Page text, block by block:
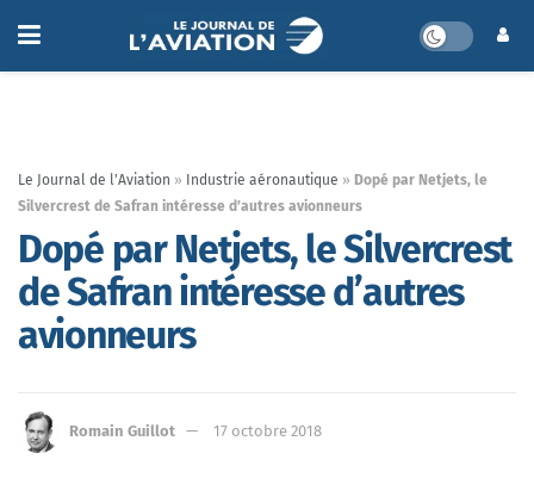
Le Journal de l'Aviation » Industrie aéronautique » Dopé par Netjets, le
Silvercrest de Safran intéresse d’autres avionneurs
Dopé par Netjets, le Silvercrest
de Safran intéresse d’autres
avionneurs
Romain Guillot 17 octobre 2018